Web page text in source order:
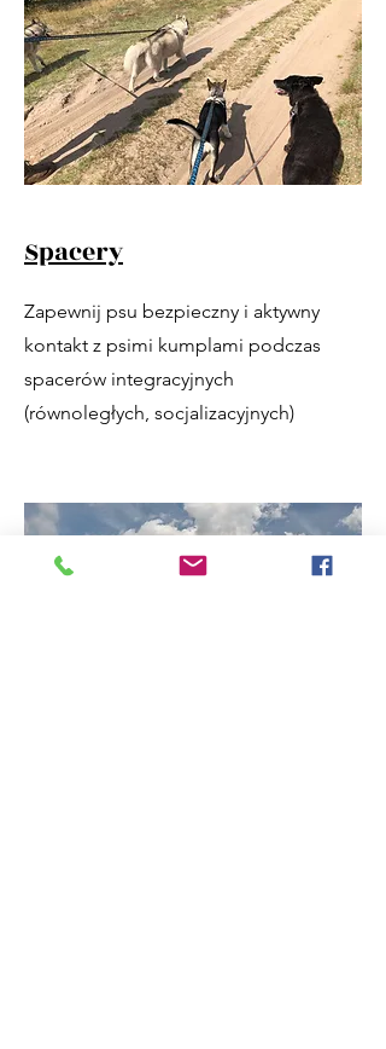
Spacery
Zapewnij psu bezpieczny i aktywny
kontakt z psimi kumplami podczas
spacerów integracyjnych
(równoległych, socjalizacyjnych)